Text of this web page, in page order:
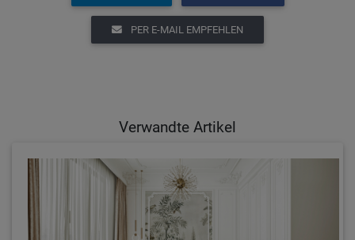
PER E-MAIL EMPFEHLEN
Verwandte Artikel